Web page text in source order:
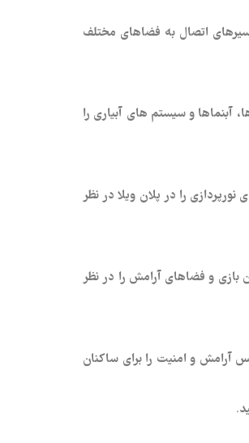
اتصال به فضاهای مختلف
آبنماها و سیستم‌ های آبیاری را
را در پلان ویلا در نظر
و فضاهای آرامش را در نظر
آرامش و امنیت را برای ساکنان